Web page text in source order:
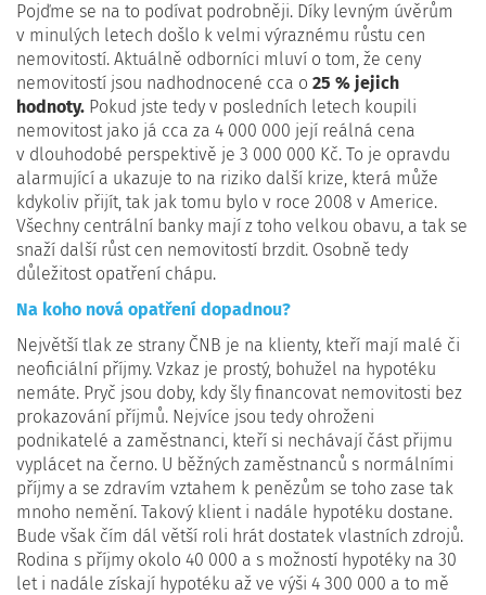
Pojďme se na to podívat podrobněji. Díky levným úvěrům
v minulých letech došlo k velmi výraznému růstu cen
nemovitostí. Aktuálně odborníci mluví o tom, že ceny
nemovitostí jsou nadhodnocené cca o 25 % jejich
hodnoty. Pokud jste tedy v posledních letech koupili
nemovitost jako já cca za 4 000 000 její reálná cena
v dlouhodobé perspektivě je 3 000 000 Kč. To je opravdu
alarmující a ukazuje to na riziko další krize, která může
kdykoliv přijít, tak jak tomu bylo v roce 2008 v Americe.
Všechny centrální banky mají z toho velkou obavu, a tak se
snaží další růst cen nemovitostí brzdit. Osobně tedy
důležitost opatření chápu.
Na koho nová opatření dopadnou?
Největší tlak ze strany ČNB je na klienty, kteří mají malé či
neoficiální příjmy. Vzkaz je prostý, bohužel na hypotéku
nemáte. Pryč jsou doby, kdy šly financovat nemovitosti bez
prokazování příjmů. Nejvíce jsou tedy ohroženi
podnikatelé a zaměstnanci, kteří si nechávají část přijmu
vyplácet na černo. U běžných zaměstnanců s normálními
příjmy a se zdravím vztahem k penězům se toho zase tak
mnoho nemění. Takový klient i nadále hypotéku dostane.
Bude však čím dál větší roli hrát dostatek vlastních zdrojů.
Rodina s příjmy okolo 40 000 a s možností hypotéky na 30
let i nadále získají hypotéku až ve výši 4 300 000 a to mě